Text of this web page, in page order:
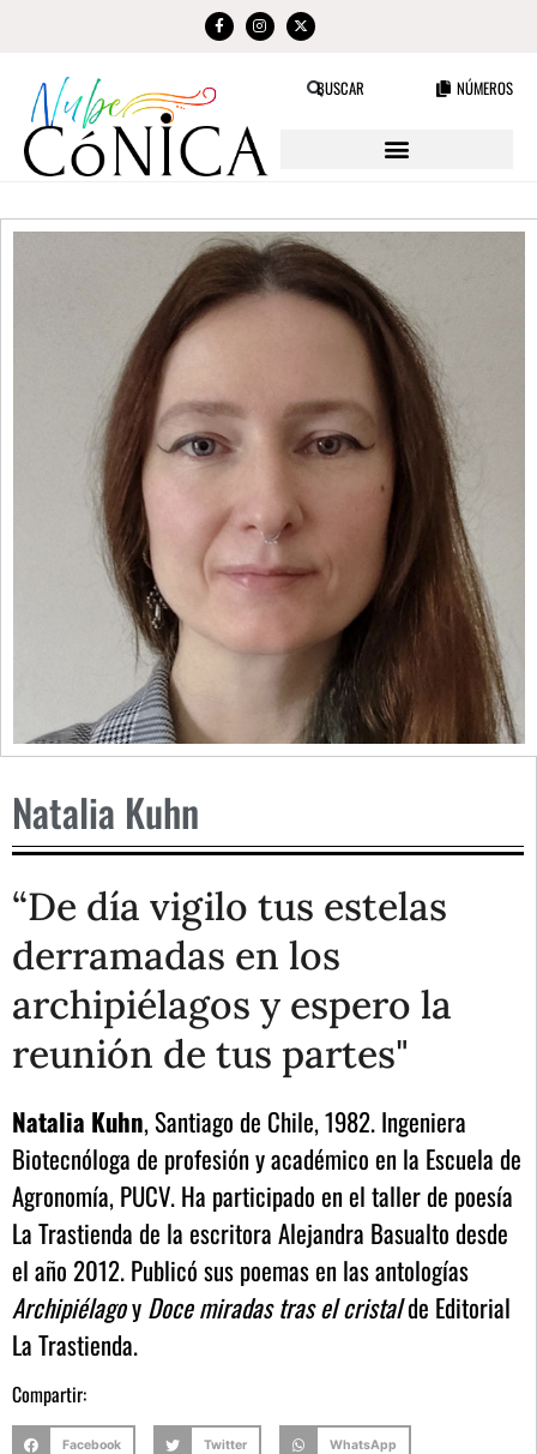
BUSCAR NÚMEROS
Natalia Kuhn
“De día vigilo tus estelas
derramadas en los
archipiélagos y espero la
reunión de tus partes"
Natalia Kuhn, Santiago de Chile, 1982. Ingeniera
Biotecnóloga de profesión y académico en la Escuela de
Agronomía, PUCV. Ha participado en el taller de poesía
La Trastienda de la escritora Alejandra Basualto desde
el año 2012. Publicó sus poemas en las antologías
ArchipiélagoyDoce miradas tras el cristalde Editorial
La Trastienda.
Compartir:
Facebook Twitter WhatsApp